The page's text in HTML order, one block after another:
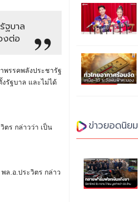
ฐบาล
งต่อ
พรรคพลังประชารัฐ
รัฐบาล และไม่ได้
ตร กล่าวว่า เป็น
ล.อ.ประวิตร กล่าว
ข่าวยอดนิยม